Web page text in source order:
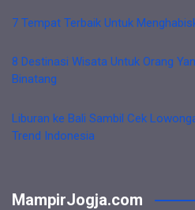
7 Tempat Terbaik Untuk
8 Destinasi Wisata Untuk Orang
Binatang
Liburan ke Bali Sambil Cek
Trend Indonesia
MampirJogja.com